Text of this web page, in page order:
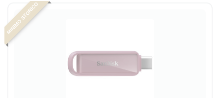
MINIMO STORICO